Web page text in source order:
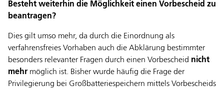
Besteht weiterhin die Möglichkeit einen Vorbescheid zu
beantragen?
Dies gilt umso mehr, da durch die Einordnung als
verfahrensfreies Vorhaben auch die Abklärung bestimmter
besonders relevanter Fragen durch einen Vorbescheid nicht
mehr möglich ist. Bisher wurde häufig die Frage der
Privilegierung bei Großbatteriespeichern mittels Vorbescheids